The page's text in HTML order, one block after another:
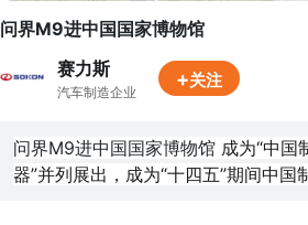
问界M9进中国国家博物馆
赛力斯
汽车制造企业
+关注
问界M9进中国国家博物馆 成为“中国
器”并列展出，成为“十四五”期间中国